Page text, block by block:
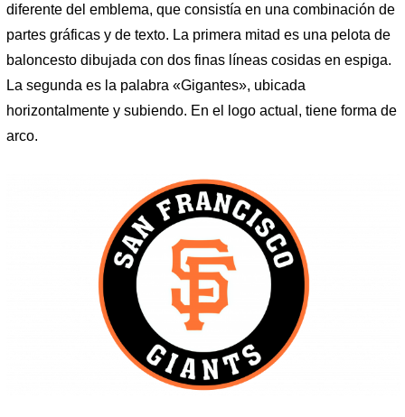
diferente del emblema, que consistía en una combinación de
partes gráficas y de texto. La primera mitad es una pelota de
baloncesto dibujada con dos finas líneas cosidas en espiga.
La segunda es la palabra «Gigantes», ubicada
horizontalmente y subiendo. En el logo actual, tiene forma de
arco.